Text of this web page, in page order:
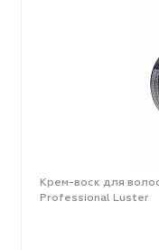
Крем-воск для
Professional Luster